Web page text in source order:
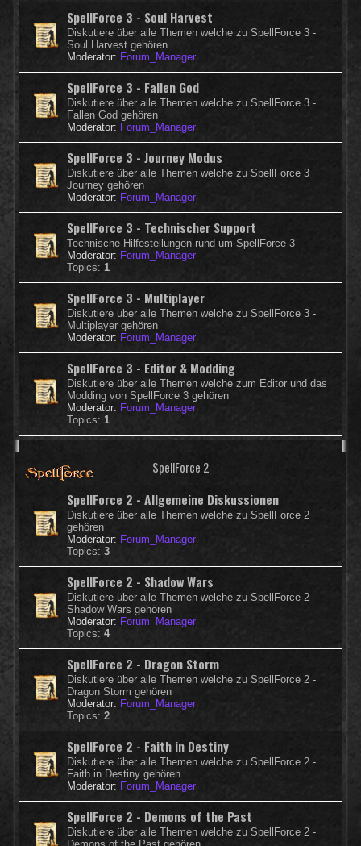
SpellForce 3 - Soul Harvest
Diskutiere über alle Themen welche zu SpellForce 3 -
Soul Harvest gehören
Moderator: Forum_Manager
SpellForce 3 - Fallen God
Diskutiere über alle Themen welche zu SpellForce 3 -
Fallen God gehören
Moderator: Forum_Manager
SpellForce 3 - Journey Modus
Diskutiere über alle Themen welche zu SpellForce 3
Journey gehören
Moderator: Forum_Manager
SpellForce 3 - Technischer Support
Technische Hilfestellungen rund um SpellForce 3
Moderator: Forum_Manager
Topics: 1
SpellForce 3 - Multiplayer
Diskutiere über alle Themen welche zu SpellForce 3 -
Multiplayer gehören
Moderator: Forum_Manager
SpellForce 3 - Editor & Modding
Diskutiere über alle Themen welche zum Editor und das
Modding von SpellForce 3 gehören
Moderator: Forum_Manager
Topics: 1
SpellForce 2
SpellForce 2 - Allgemeine Diskussionen
Diskutiere über alle Themen welche zu SpellForce 2
gehören
Moderator: Forum_Manager
Topics: 3
SpellForce 2 - Shadow Wars
Diskutiere über alle Themen welche zu SpellForce 2 -
Shadow Wars gehören
Moderator: Forum_Manager
Topics: 4
SpellForce 2 - Dragon Storm
Diskutiere über alle Themen welche zu SpellForce 2 -
Dragon Storm gehören
Moderator: Forum_Manager
Topics: 2
SpellForce 2 - Faith in Destiny
Diskutiere über alle Themen welche zu SpellForce 2 -
Faith in Destiny gehören
Moderator: Forum_Manager
SpellForce 2 - Demons of the Past
Diskutiere über alle Themen welche zu SpellForce 2 -